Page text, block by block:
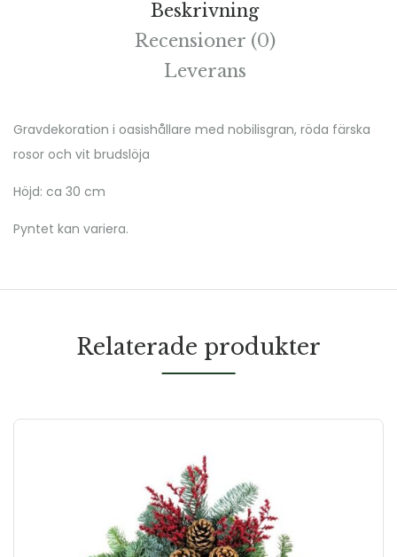
Beskrivning
Recensioner (0)
Leverans
Gravdekoration i oasishållare med nobilisgran, röda färska
rosor och vit brudslöja
Höjd: ca 30 cm
Pyntet kan variera.
Relaterade produkter